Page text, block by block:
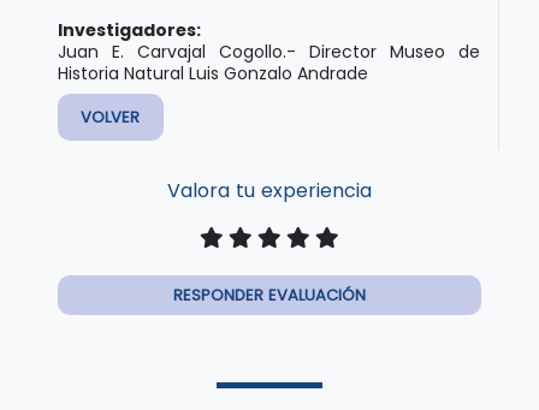
Investigadores:
Juan E. Carvajal Cogollo.- Director Museo de
Historia Natural Luis Gonzalo Andrade
VOLVER
Valora tu experiencia
RESPONDER EVALUACIÓN